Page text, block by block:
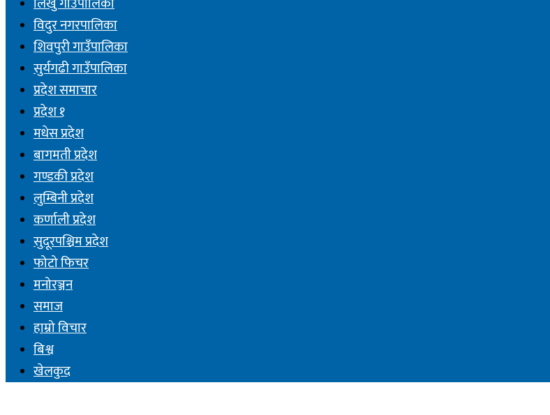
विदुर नगरपालिका
शिवपुरी गाउँपालिका
सुर्यगढी गाउँपालिका
प्रदेश समाचार
प्रदेश १
मधेस प्रदेश
बागमती प्रदेश
गण्डकी प्रदेश
लुम्बिनी प्रदेश
कर्णाली प्रदेश
सुदूरपश्चिम प्रदेश
फोटो फिचर
मनोरञ्जन
समाज
हाम्रो विचार
बिश्व
खेलकुद